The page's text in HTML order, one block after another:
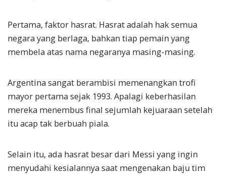
Pertama, faktor hasrat. Hasrat adalah hak semua
negara yang berlaga, bahkan tiap pemain yang
membela atas nama negaranya masing-masing.
Argentina sangat berambisi memenangkan trofi
mayor pertama sejak 1993. Apalagi keberhasilan
mereka menembus final sejumlah kejuaraan setelah
itu acap tak berbuah piala.
Selain itu, ada hasrat besar dari Messi yang ingin
menyudahi kesialannya saat mengenakan baju tim